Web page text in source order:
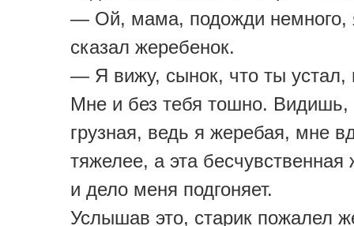
— Ой, мама, подожди немного,
сказал жеребенок.
— Я вижу, сынок, что ты устал,
Мне и без тебя тошно. Видишь,
грузная, ведь я жеребая, мне
тяжелее, а эта
и дело меня подгоняет.
Услышав это, старик пожалел